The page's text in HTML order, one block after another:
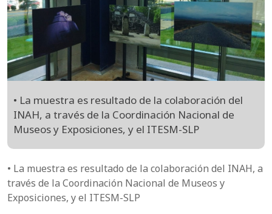
• La muestra es resultado de la colaboración del
INAH, a través de la Coordinación Nacional de
Museos y Exposiciones, y el ITESM-SLP
• La muestra es resultado de la colaboración del INAH, a
través de la Coordinación Nacional de Museos y
Exposiciones, y el ITESM-SLP